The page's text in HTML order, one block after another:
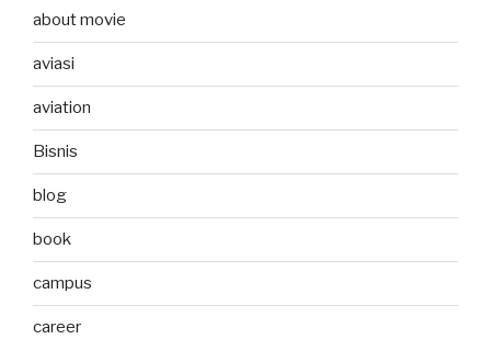
about movie
aviasi
aviation
Bisnis
blog
book
campus
career